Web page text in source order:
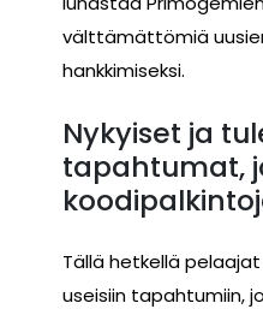
välttämättömiä
hankkimiseksi.
Nykyiset ja
tapahtumat,
Tällä hetkellä
useisiin tapahtumiin,